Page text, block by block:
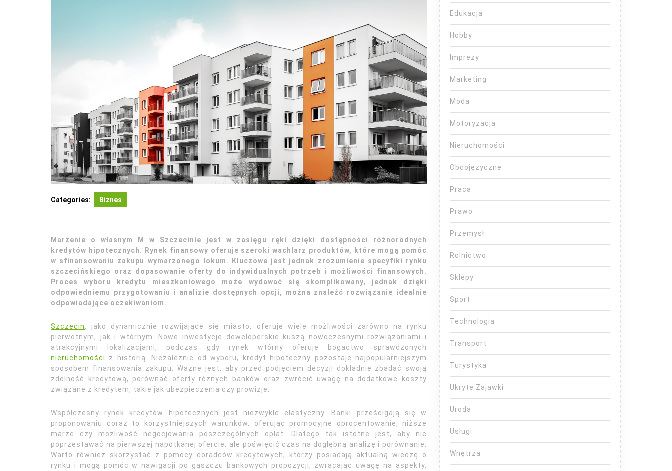
Categories: Biznes
Marzenie o własnym M w Szczecinie jest w zasięgu ręki dzięki dostępności różnorodnych
kredytów hipotecznych. Rynek finansowy oferuje szeroki wachlarz produktów, które mogą pomóc
w sfinansowaniu zakupu wymarzonego lokum. Kluczowe jest jednak zrozumienie specyfiki rynku
szczecińskiego oraz dopasowanie oferty do indywidualnych potrzeb i możliwości finansowych.
Proces wyboru kredytu mieszkaniowego może wydawać się skomplikowany, jednak dzięki
odpowiedniemu przygotowaniu i analizie dostępnych opcji, można znaleźć rozwiązanie idealnie
odpowiadające oczekiwaniom.
Szczecin, jako dynamicznie rozwijające się miasto, oferuje wiele możliwości zarówno na rynku
pierwotnym, jak i wtórnym. Nowe inwestycje deweloperskie kuszą nowoczesnymi rozwiązaniami i
atrakcyjnymi lokalizacjami, podczas gdy rynek wtórny oferuje bogactwo sprawdzonych
nieruchomości
z historią. Niezależnie od wyboru, kredyt hipoteczny pozostaje najpopularniejszym
sposobem finansowania zakupu. Ważne jest, aby przed podjęciem decyzji dokładnie zbadać swoją
zdolność kredytową, porównać oferty różnych banków oraz zwrócić uwagę na dodatkowe koszty
związane z kredytem, takie jak ubezpieczenia czy prowizje.
Współczesny rynek kredytów hipotecznych jest niezwykle elastyczny. Banki prześcigają się w
proponowaniu coraz to korzystniejszych warunków, oferując promocyjne oprocentowanie, niższe
marże czy możliwość negocjowania poszczególnych opłat. Dlatego tak istotne jest, aby nie
poprzestawać na pierwszej napotkanej ofercie, ale poświęcić czas na dogłębną analizę i porównanie.
Warto również skorzystać z pomocy doradców kredytowych, którzy posiadają aktualną wiedzę o
rynku i mogą pomóc w nawigacji po gąszczu bankowych propozycji, zwracając uwagę na aspekty,
Edukacja
Hobby
Imprezy
Marketing
Moda
Motoryzacja
Nieruchomości
Obcojęzyczne
Praca
Prawo
Przemysł
Rolnictwo
Sklepy
Sport
Technologia
Transport
Turystyka
Ukryte Zajawki
Uroda
Usługi
Wnętrza